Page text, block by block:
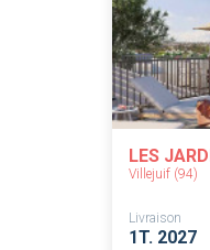
LES
Villejuif (94)
Livraison
1T. 2027